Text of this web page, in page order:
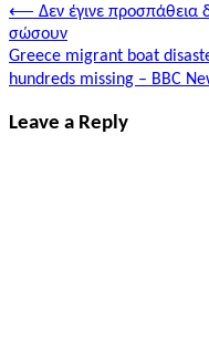
Post
navigation
⟵ Δεν έγινε
σώσουν
Greece migrant boat
hundreds missing – BBC
Leave a Reply